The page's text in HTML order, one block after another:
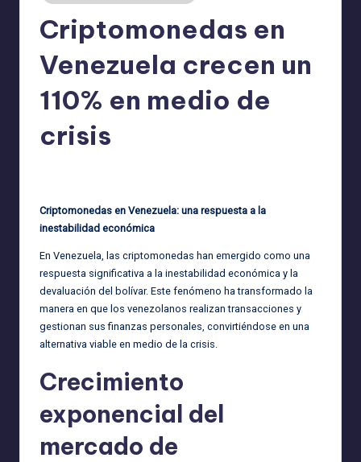
Criptomonedas en
Venezuela crecen un
110% en medio de
crisis
Criptomonedas en Venezuela: una respuesta a la
inestabilidad económica
En Venezuela, las criptomonedas han emergido como una
respuesta significativa a la inestabilidad económica y la
devaluación del bolívar. Este fenómeno ha transformado la
manera en que los venezolanos realizan transacciones y
gestionan sus finanzas personales, convirtiéndose en una
alternativa viable en medio de la crisis.
Crecimiento
exponencial del
mercado de